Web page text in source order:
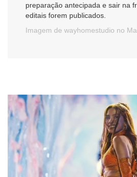
preparação antecipada e sair na
editais forem publicados.
Imagem de wayhomestudio no